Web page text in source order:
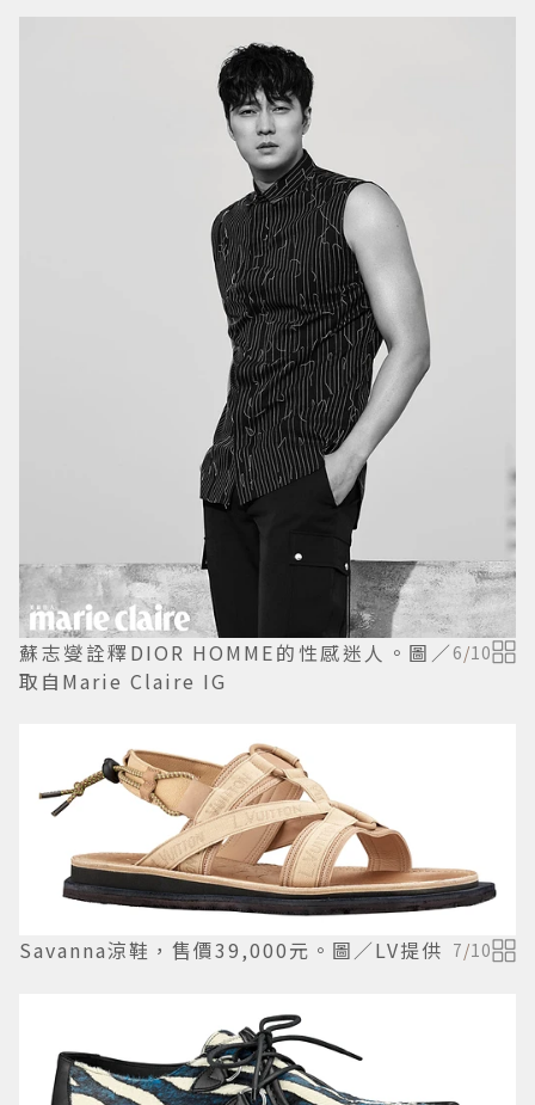
蘇志燮詮釋DIOR HOMME的性感迷人。圖／
取自Marie Claire IG
6/10
Savanna涼鞋，售價39,000元。圖／LV提供 7/10